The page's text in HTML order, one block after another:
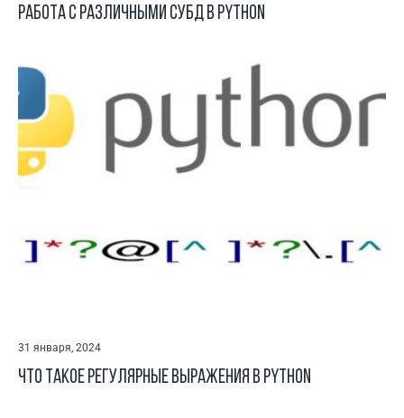
Работа с различными СУБД в Python
31 января, 2024
Что такое регулярные выражения в Python